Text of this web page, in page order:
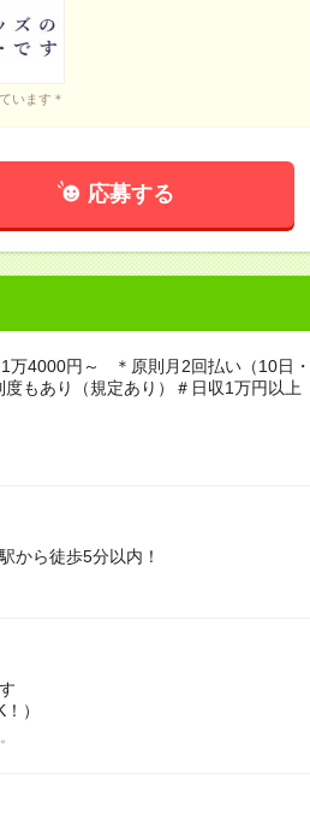
います＊
応募する
万4000円～ ＊原則月2回払い（10日・
もあり（規定あり）＃日収1万円以上
から徒歩5分以内！
）